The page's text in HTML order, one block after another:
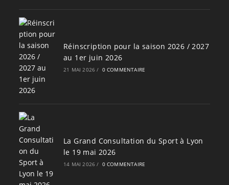
Réinscription pour la saison 2026 / 2027
au 1er juin 2026
21 MAI 2026 / 0 COMMENTAIRE
La Grand Consultation du Sport à Lyon
le 19 mai 2026
14 MAI 2026 / 0 COMMENTAIRE